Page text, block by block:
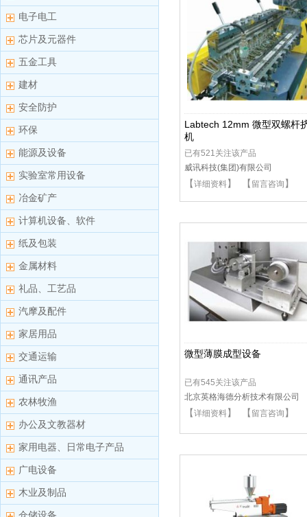
电子电工
芯片及元器件
五金工具
建材
安全防护
环保
能源及设备
实验室常用设备
冶金矿产
计算机设备、软件
纸及包装
金属材料
礼品、工艺品
汽摩及配件
家居用品
交通运输
通讯产品
农林牧渔
办公及文教器材
家用电器、日常电子产品
广电设备
木业及制品
Labtech 12mm 微型双螺杆
机
已有521关注该产品
威讯科技(集团)有限公司
【详细资料】 【 留言咨询 】
微型薄膜成型设备
已有545关注该产品
北京英格海德分析技术有限公司
【详细资料】 【 留言咨询 】